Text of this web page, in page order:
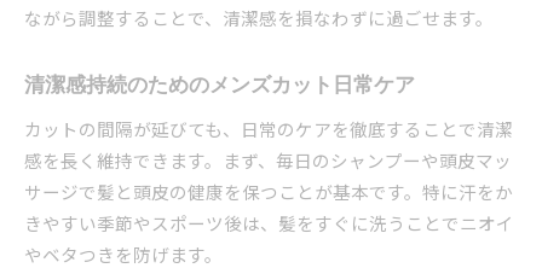
ながら調整することで、清潔感を損なわずに過ごせます。
清潔感持続のためのメンズカット日常ケア
カットの間隔が延びても、日常のケアを徹底することで清潔
感を長く維持できます。まず、毎日のシャンプーや頭皮マッ
サージで髪と頭皮の健康を保つことが基本です。特に汗をか
きやすい季節やスポーツ後は、髪をすぐに洗うことでニオイ
やベタつきを防げます。